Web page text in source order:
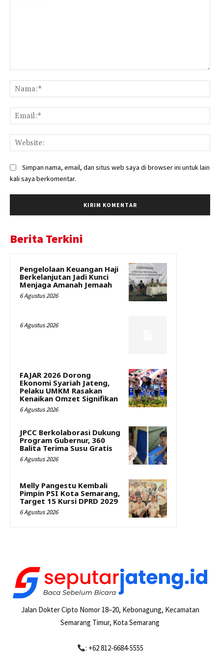
Simpan nama, email, dan situs web saya di browser ini untuk lain
kali saya berkomentar.
Berita Terkini
Pengelolaan Keuangan Haji
Berkelanjutan Jadi Kunci
Menjaga Amanah Jemaah
6 Agustus 2026
6 Agustus 2026
FAJAR 2026 Dorong
Ekonomi Syariah Jateng,
Pelaku UMKM Rasakan
Kenaikan Omzet Signifikan
6 Agustus 2026
JPCC Berkolaborasi Dukung
Program Gubernur, 360
Balita Terima Susu Gratis
6 Agustus 2026
Melly Pangestu Kembali
Pimpin PSI Kota Semarang,
Target 15 Kursi DPRD 2029
6 Agustus 2026
Jalan Dokter Cipto Nomor 18–20, Kebonagung, Kecamatan
Semarang Timur, Kota Semarang
: +62 812-6684-5555